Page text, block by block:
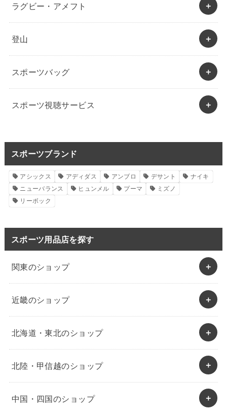
ラグビー・アメフト
登山
スポーツバッグ
スポーツ視聴サービス
スポーツブランド
アシックス アディダス アンブロ デサント
ナイキ
ニューバランス
ヒュンメル プーマ
ミズノ
リーボック
スポーツ用品店を探す
関東のショップ
近畿のショップ
北海道・東北のショップ
北陸・甲信越のショップ
中国・四国のショップ